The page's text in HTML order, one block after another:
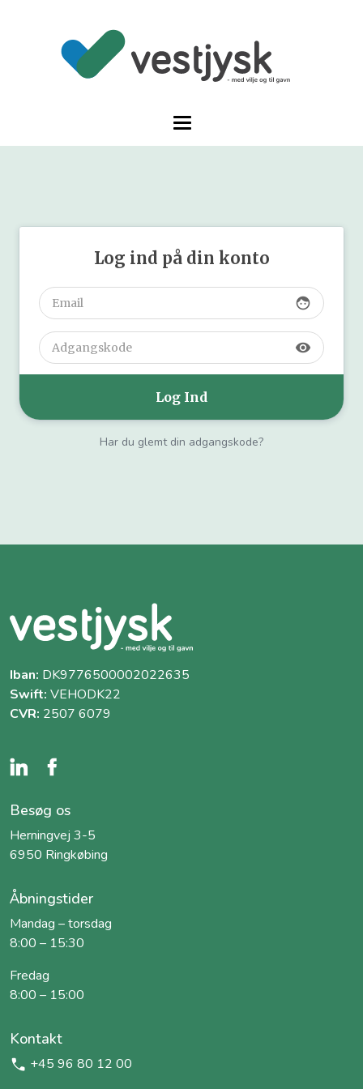
Log ind på din konto
face
visibility
Har du glemt din adgangskode?
Iban: DK9776500002022635
Swift: VEHODK22
CVR: 2507 6079
Besøg os
Herningvej 3-5
6950 Ringkøbing
Åbningstider
Mandag – torsdag
8:00 – 15:30
Fredag
8:00 – 15:00
Kontakt
+45 96 80 12 00